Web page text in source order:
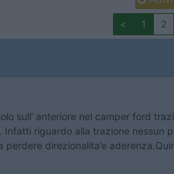
< 1 2
sull’ anteriore nel camper ford
riguardo alla trazione nessun
direzionalita’e